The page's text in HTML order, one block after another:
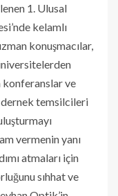
1. Ulusal
kelamlı
konuşmacılar,
konferanslar ve
dernek temsilcileri
vermenin yanı
atmaları için
sıhhat ve